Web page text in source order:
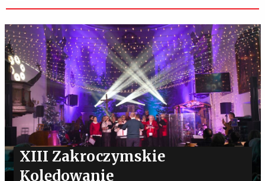
XIII Zakroczymskie
Kolędowanie